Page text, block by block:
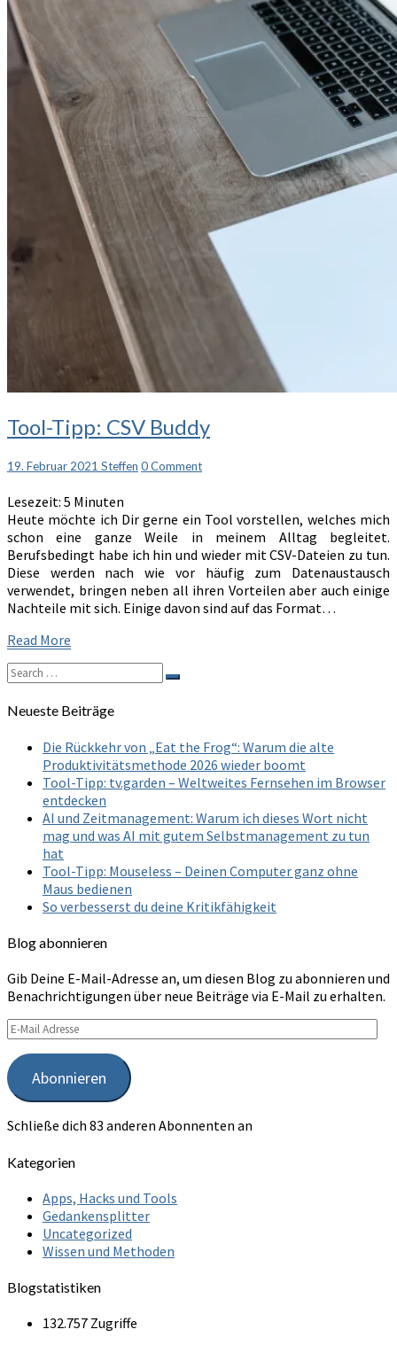
Tool-
Tipp:
Buddy
Tool-Tipp: CSV Buddy
19. Februar 2021 Steffen Comments
0 Comment
Lesezeit: 5 Minuten
Heute möchte ich Dir gerne ein Tool vorstellen, welches mich
schon eine ganze Weile in meinem Alltag begleitet.
Berufsbedingt habe ich hin und wieder mit CSV-Dateien zu tun.
Diese werden nach wie vor häufig zum Datenaustausch
verwendet, bringen neben all ihren Vorteilen aber auch einige
Nachteile mit sich. Einige davon sind auf das Format…
Read More
Search
for:
Search
Neueste Beiträge
Die Rückkehr von „Eat the Frog“: Warum die alte
Produktivitätsmethode 2026 wieder boomt
Tool-Tipp: tv.garden – Weltweites Fernsehen im Browser
entdecken
AI und Zeitmanagement: Warum ich dieses Wort nicht
mag und was AI mit gutem Selbstmanagement zu tun
hat
Tool-Tipp: Mouseless – Deinen Computer ganz ohne
Maus bedienen
So verbesserst du deine Kritikfähigkeit
Blog abonnieren
Gib Deine E-Mail-Adresse an, um diesen Blog zu abonnieren und
Benachrichtigungen über neue Beiträge via E-Mail zu erhalten.
E-
Mail
Adresse
Abonnieren
Schließe dich 83 anderen Abonnenten an
Kategorien
Apps, Hacks und Tools
Gedankensplitter
Uncategorized
Wissen und Methoden
Blogstatistiken
132.757 Zugriffe